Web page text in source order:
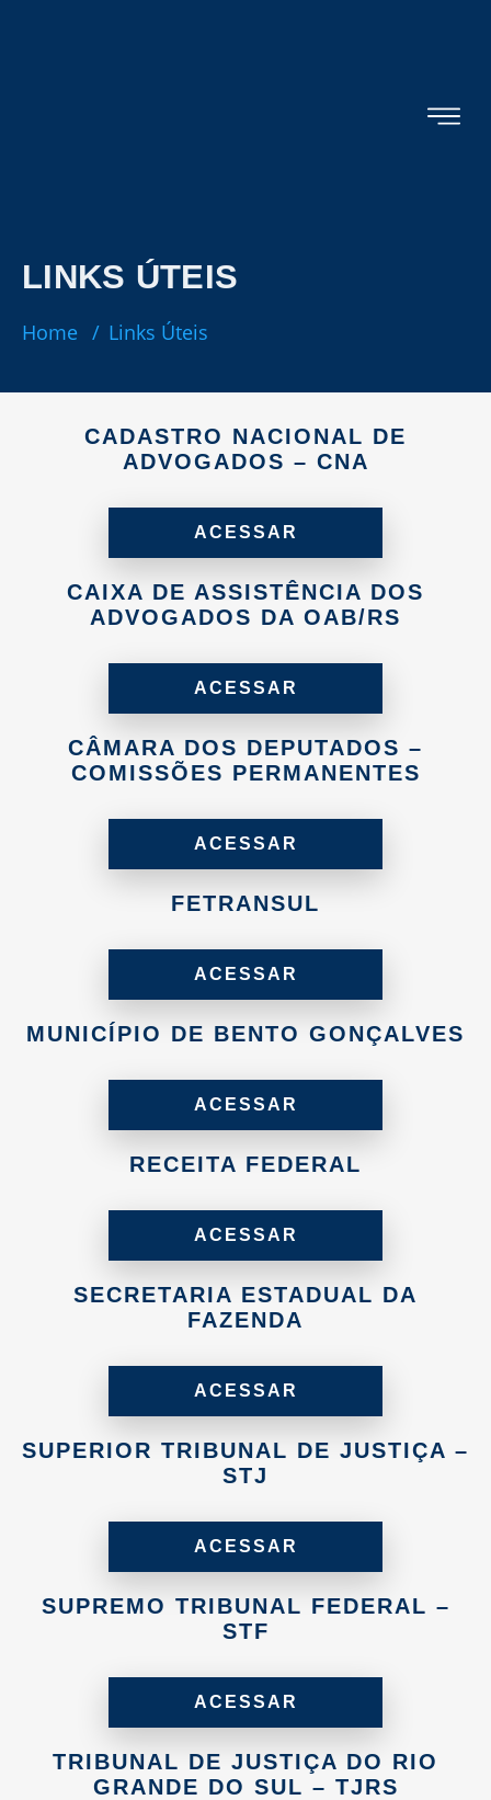
LINKS ÚTEIS
Home / Links Úteis
CADASTRO NACIONAL DE
ADVOGADOS – CNA
ACESSAR
CAIXA DE ASSISTÊNCIA DOS
ADVOGADOS DA OAB/RS
ACESSAR
CÂMARA DOS DEPUTADOS –
COMISSÕES PERMANENTES
ACESSAR
FETRANSUL
ACESSAR
MUNICÍPIO DE BENTO GONÇALVES
ACESSAR
RECEITA FEDERAL
ACESSAR
SECRETARIA ESTADUAL DA
FAZENDA
ACESSAR
SUPERIOR TRIBUNAL DE JUSTIÇA –
STJ
ACESSAR
SUPREMO TRIBUNAL FEDERAL –
STF
ACESSAR
TRIBUNAL DE JUSTIÇA DO RIO
GRANDE DO SUL – TJRS